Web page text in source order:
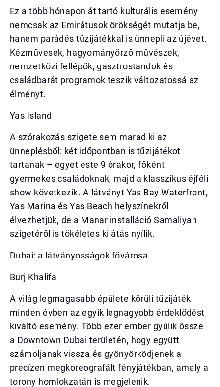
Ez a több hónapon át tartó kulturális esemény
nemcsak az Emirátusok örökségét mutatja be,
hanem parádés tűzijátékkal is ünnepli az újévet.
Kézművesek, hagyományőrző művészek,
nemzetközi fellépők, gasztrostandok és
családbarát programok teszik változatossá az
élményt.
Yas Island
A szórakozás szigete sem marad ki az
ünneplésből: két időpontban is tűzijátékot
tartanak – egyet este 9 órakor, főként
gyermekes családoknak, majd a klasszikus éjféli
show következik. A látványt Yas Bay Waterfront,
Yas Marina és Yas Beach helyszínekről
élvezhetjük, de a Manar installáció Samaliyah
szigetéről is tökéletes kilátás nyílik.
Dubai: a látványosságok fővárosa
Burj Khalifa
A világ legmagasabb épülete körüli tűzijáték
minden évben az egyik legnagyobb érdeklődést
kiváltó esemény. Több ezer ember gyűlik össze
a Downtown Dubai területén, hogy együtt
számoljanak vissza és gyönyörködjenek a
precízen megkoreografált fényjátékban, amely a
torony homlokzatán is megjelenik.